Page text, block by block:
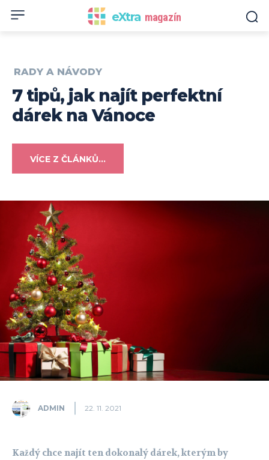
eXtra magazín
RADY A NÁVODY
7 tipů, jak najít perfektní
dárek na Vánoce
VÍCE Z ČLÁNKŮ...
ADMIN 22. 11. 2021
Každý chce najít ten dokonalý dárek, kterým by